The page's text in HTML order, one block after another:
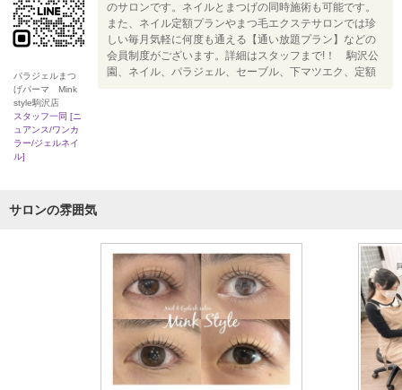
パラジェルまつ
げパーマ Mink
style駒沢店
スタッフ一同 [ニ
ュアンス/ワンカ
ラー/ジェルネイ
ル]
のサロンです。ネイルとまつげの同時施術も可能です。
また、ネイル定額プランやまつ毛エクステサロンでは珍
しい毎月気軽に何度も通える【通い放題プラン】などの
会員制度がございます。詳細はスタッフまで!！ 駒沢公
園、ネイル、パラジェル、セーブル、下マツエク、定額
サロンの雰囲気